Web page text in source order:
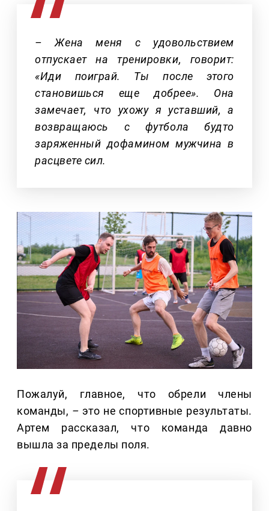
– Жена меня с удовольствием
отпускает на тренировки, говорит:
«Иди поиграй. Ты после этого
становишься еще добрее». Она
замечает, что ухожу я уставший, а
возвращаюсь с футбола будто
заряженный дофамином мужчина в
расцвете сил.
Пожалуй, главное, что обрели члены
команды, – это не спортивные результаты.
Артем рассказал, что команда давно
вышла за пределы поля.